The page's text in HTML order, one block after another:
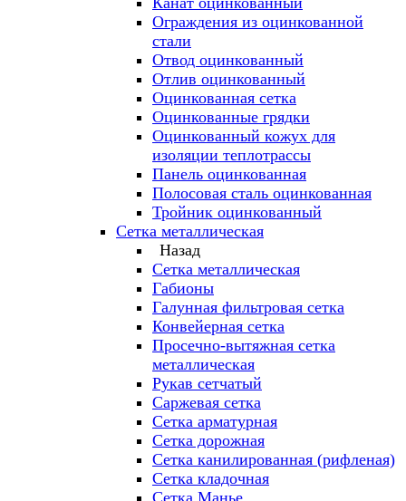
Ограждения из оцинкованной
стали
Отвод оцинкованный
Отлив оцинкованный
Оцинкованная сетка
Оцинкованные грядки
Оцинкованный кожух для
изоляции теплотрассы
Панель оцинкованная
Полосовая сталь оцинкованная
Тройник оцинкованный
Сетка металлическая
Назад
Сетка металлическая
Габионы
Галунная фильтровая сетка
Конвейерная сетка
Просечно-вытяжная сетка
металлическая
Рукав сетчатый
Саржевая сетка
Сетка арматурная
Сетка дорожная
Сетка канилированная (рифленая)
Сетка кладочная
Сетка Манье